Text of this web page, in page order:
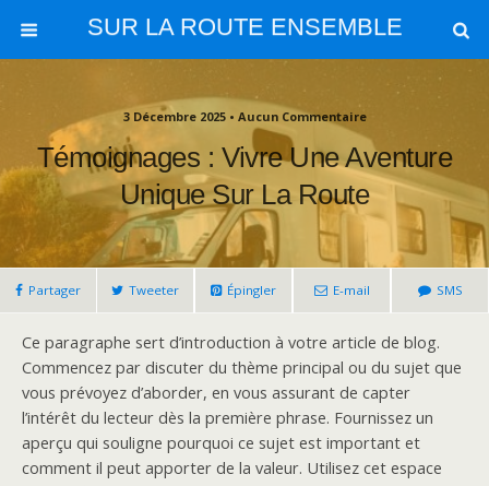
SUR LA ROUTE ENSEMBLE
3 Décembre 2025 • Aucun Commentaire
Témoignages : Vivre Une Aventure
Unique Sur La Route
Partager Tweeter Épingler E-mail SMS
Ce paragraphe sert d’introduction à votre article de blog.
Commencez par discuter du thème principal ou du sujet que
vous prévoyez d’aborder, en vous assurant de capter
l’intérêt du lecteur dès la première phrase. Fournissez un
aperçu qui souligne pourquoi ce sujet est important et
comment il peut apporter de la valeur. Utilisez cet espace